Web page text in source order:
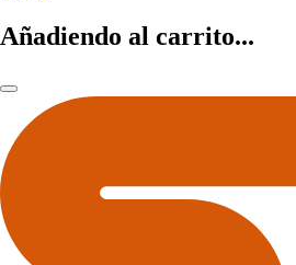
Añadiendo al carrito...